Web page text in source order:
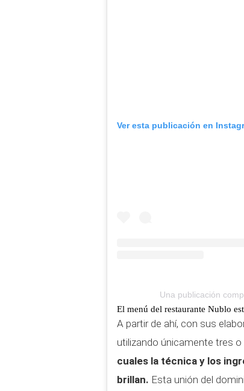
Ver esta publicación en
Una publicación
El menú del restaurante Nublo
A partir de ahí, con sus
utilizando únicamente tres
cuales la técnica y los
brillan. Esta unión del